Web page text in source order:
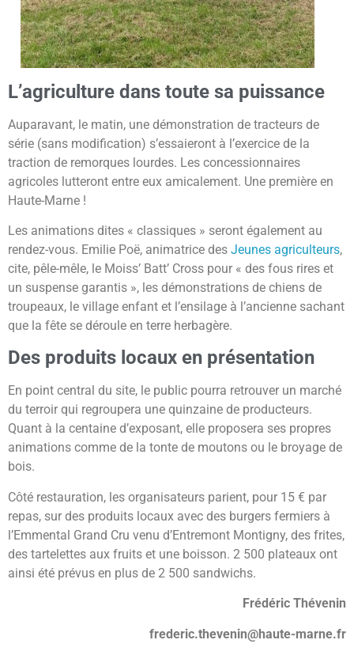
L’agriculture dans toute sa puissance
Auparavant, le matin, une démonstration de tracteurs de
série (sans modification) s’essaieront à l’exercice de la
traction de remorques lourdes. Les concessionnaires
agricoles lutteront entre eux amicalement. Une première en
Haute-Marne !
Les animations dites « classiques » seront également au
rendez-vous. Emilie Poë, animatrice des Jeunes agriculteurs,
cite, pêle-mêle, le Moiss’ Batt’ Cross pour « des fous rires et
un suspense garantis », les démonstrations de chiens de
troupeaux, le village enfant et l’ensilage à l’ancienne sachant
que la fête se déroule en terre herbagère.
Des produits locaux en présentation
En point central du site, le public pourra retrouver un marché
du terroir qui regroupera une quinzaine de producteurs.
Quant à la centaine d’exposant, elle proposera ses propres
animations comme de la tonte de moutons ou le broyage de
bois.
Côté restauration, les organisateurs parient, pour 15 € par
repas, sur des produits locaux avec des burgers fermiers à
l’Emmental Grand Cru venu d’Entremont Montigny, des frites,
des tartelettes aux fruits et une boisson. 2 500 plateaux ont
ainsi été prévus en plus de 2 500 sandwichs.
Frédéric Thévenin
frederic.thevenin@haute-marne.fr